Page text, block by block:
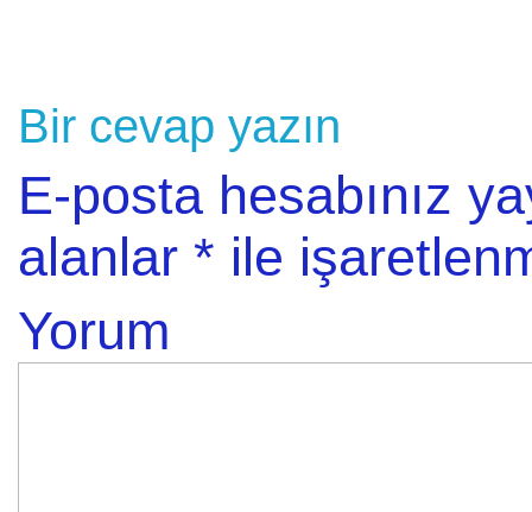
Bir cevap yazın
E-posta hesabınız
alanlar * ile
Yorum